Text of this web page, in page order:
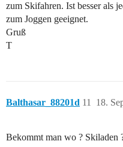
zum Skifahren. Ist besser als
zum Joggen geeignet.
Gruß
T
Balthasar_88201d 18.
11
Bekommt man wo ? Skiladen